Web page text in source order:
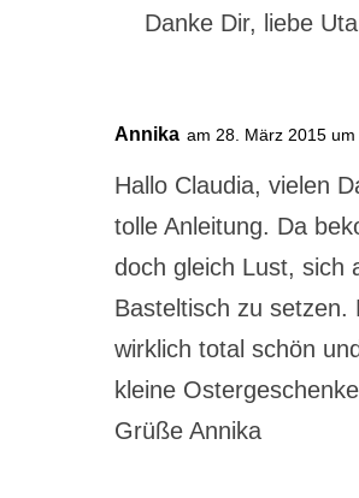
Danke Dir, liebe
Annika am 28. März 2015 um
Hallo Claudia, vielen
tolle Anleitung. Da
doch gleich Lust, sich
Basteltisch zu setzen.
wirklich total schön
kleine
Grüße Annika